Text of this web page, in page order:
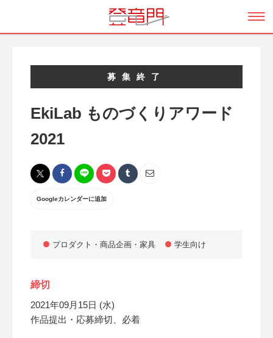
募集終了
EkiLab ものづくりアワード
2021
Googleカレンダーに追加
プロダクト・商品企画・家具 学生向け
締切
2021年09月15日 (水)
作品提出・応募締切、必着